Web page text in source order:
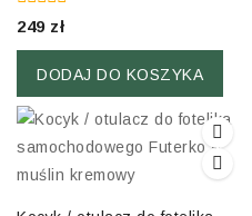
0
of
249 zł
DODAJ DO KOSZYKA